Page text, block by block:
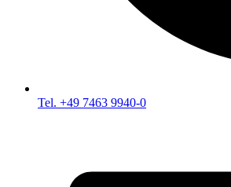
Tel. +49 7463 9940-0